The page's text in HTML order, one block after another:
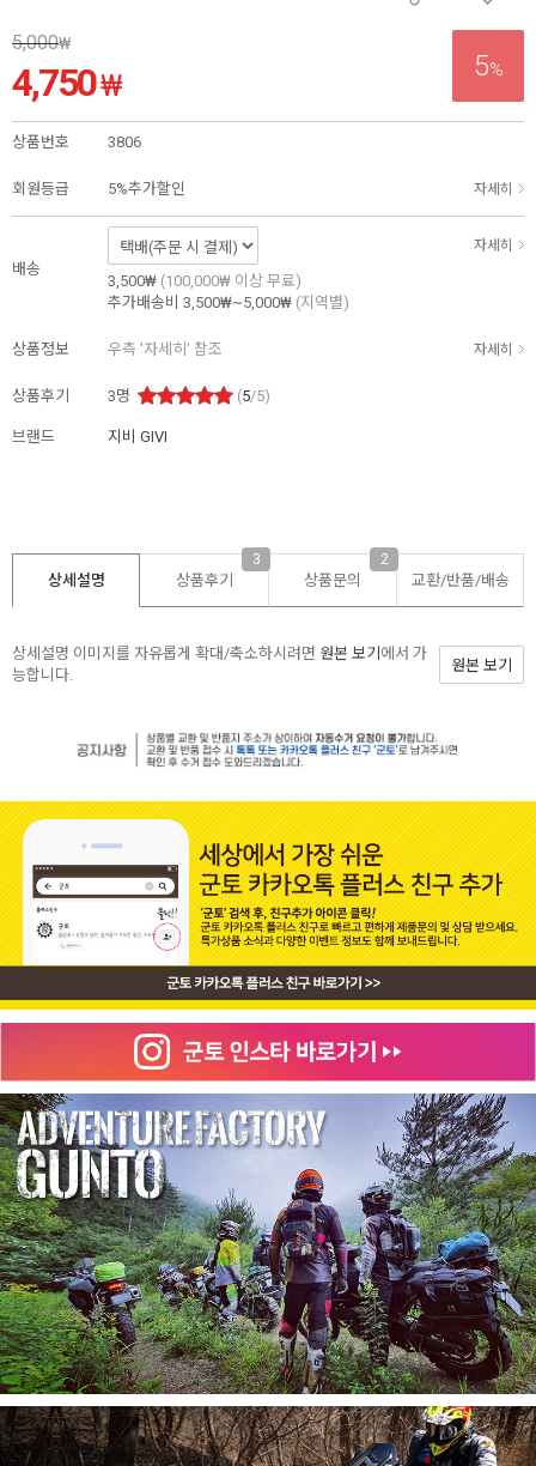
5%
5,000₩
4,750₩
상품번호 3806
회원등급 5%추가할인 자세히
배송
자세히
3,500₩ (100,000₩ 이상 무료)
추가배송비 3,500₩~5,000₩ (지역별)
상품정보 우측 '자세히' 참조 자세히
상품후기 3명 (5/5)
브랜드 지비 GIVI
상세설명 상품후기
3
상품문의
2
교환/반품/배송
상세설명 이미지를 자유롭게 확대/축소하시려면 원본 보기 에서 가
능합니다.
원본 보기